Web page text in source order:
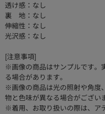
透け感：なし
裏 地：なし
伸縮性：なし
光沢感：なし
[注意事項]
※画像の商品はサンプルです。
る場合があります。
※画像の商品は光の照射や角度
物と色味が異なる場合がござい
※着用、お取り扱いの際は、ア